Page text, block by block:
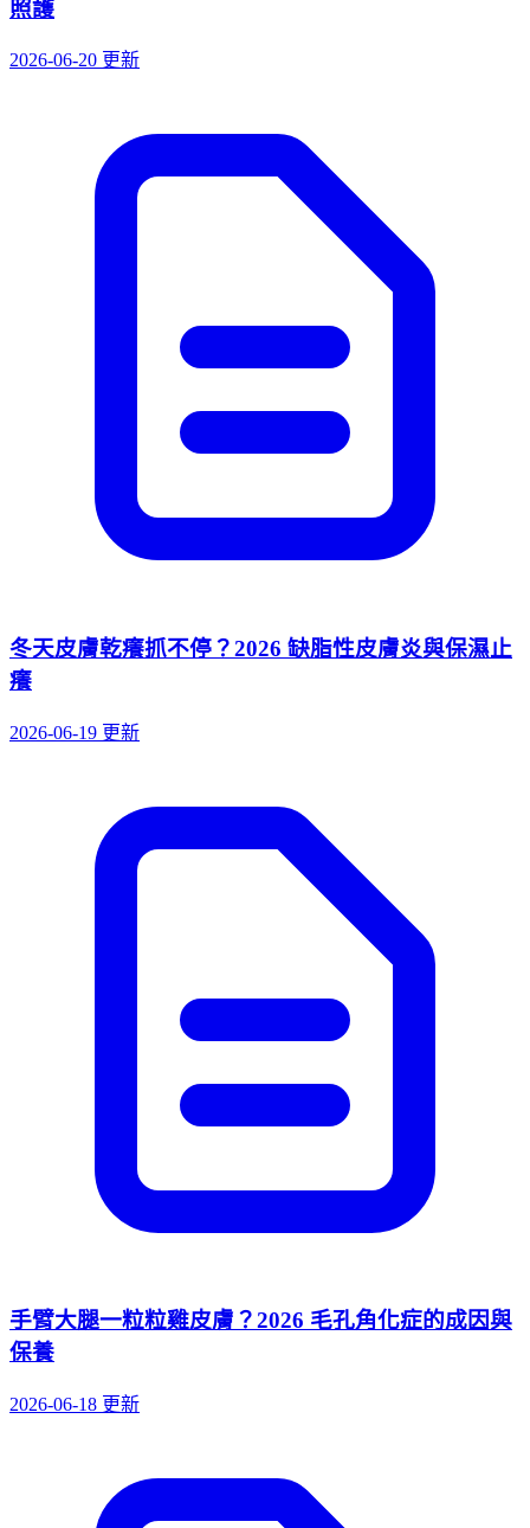
照護
2026-06-20 更新
冬天皮膚乾癢抓不停？2026 缺脂性皮膚炎與保濕止
癢
2026-06-19 更新
手臂大腿一粒粒雞皮膚？2026 毛孔角化症的成因與
保養
2026-06-18 更新